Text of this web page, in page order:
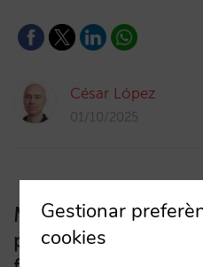
César López
01/10/2025
Multiadquirència o
pagaments per
Gestionar
cookies